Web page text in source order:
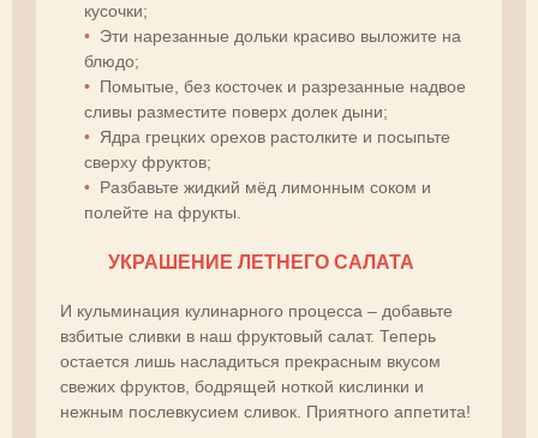
кусочки;
Эти нарезанные дольки красиво выложите на
блюдо;
Помытые, без косточек и разрезанные надвое
сливы разместите поверх долек дыни;
Ядра грецких орехов растолките и посыпьте
сверху фруктов;
Разбавьте жидкий мёд лимонным соком и
полейте на фрукты.
УКРАШЕНИЕ ЛЕТНЕГО САЛАТА
И кульминация кулинарного процесса – добавьте
взбитые сливки в наш фруктовый салат. Теперь
остается лишь насладиться прекрасным вкусом
свежих фруктов, бодрящей ноткой кислинки и
нежным послевкусием сливок. Приятного аппетита!